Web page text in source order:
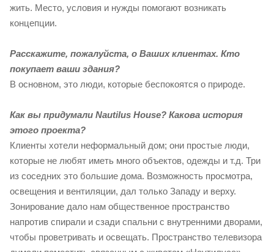
жить. Место, условия и нужды помогают возникать
концепции.
Расскажите, пожалуйста, о Ваших клиентах. Кто
покупает ваши здания?
В основном, это люди, которые беспокоятся о природе.
Как вы придумали Nautilus House? Какова история
этого проекта?
Клиенты хотели неформальный дом; они простые люди,
которые не любят иметь много объектов, одежды и т.д. Три
из соседних это большие дома. Возможность просмотра,
освещения и вентиляции, дал только Западу и верху.
Зонирование дало нам общественное пространство
напротив спирали и сзади спальни с внутренними дворами,
чтобы проветривать и освещать. Пространство телевизора